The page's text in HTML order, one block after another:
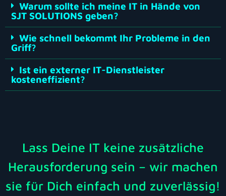
Warum sollte ich meine IT in Hände von
SJT SOLUTIONS geben?
Wie schnell bekommt Ihr Probleme in den
Griff?
Ist ein externer IT-Dienstleister
kosteneffizient?
Lass Deine IT keine zusätzliche
Herausforderung sein – wir machen
sie für Dich einfach und zuverlässig!​